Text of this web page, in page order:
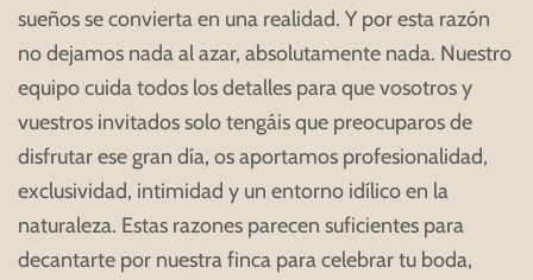
sueños se convierta en una realidad. Y por esta razón
no dejamos nada al azar, absolutamente nada. Nuestro
equipo cuida todos los detalles para que vosotros y
vuestros invitados solo tengáis que preocuparos de
disfrutar ese gran día, os aportamos profesionalidad,
exclusividad, intimidad y un entorno idílico en la
naturaleza. Estas razones parecen suficientes para
decantarte por nuestra finca para celebrar tu boda,